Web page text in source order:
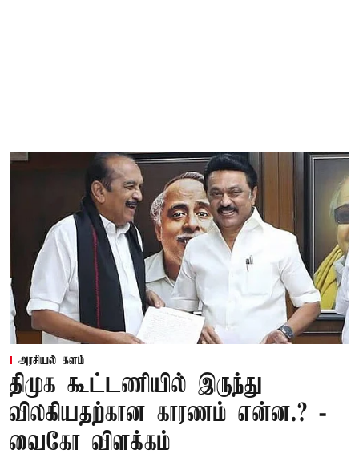
அரசியல் களம்
திமுக கூட்டணியில் இருந்து
விலகியதற்கான காரணம் என்ன.? -
வைகோ விளக்கம்